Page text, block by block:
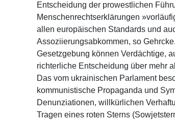
Entscheidung der prowestlichen
Menschenrechtserklärungen
allen europäischen Standards und
Assoziierungsabkommen, so
Gesetzgebung können Verdächtige,
richterliche Entscheidung über mehr
Das vom ukrainischen Parlament
kommunistische Propaganda und
Denunziationen, willkürlichen
Tragen eines roten Sterns